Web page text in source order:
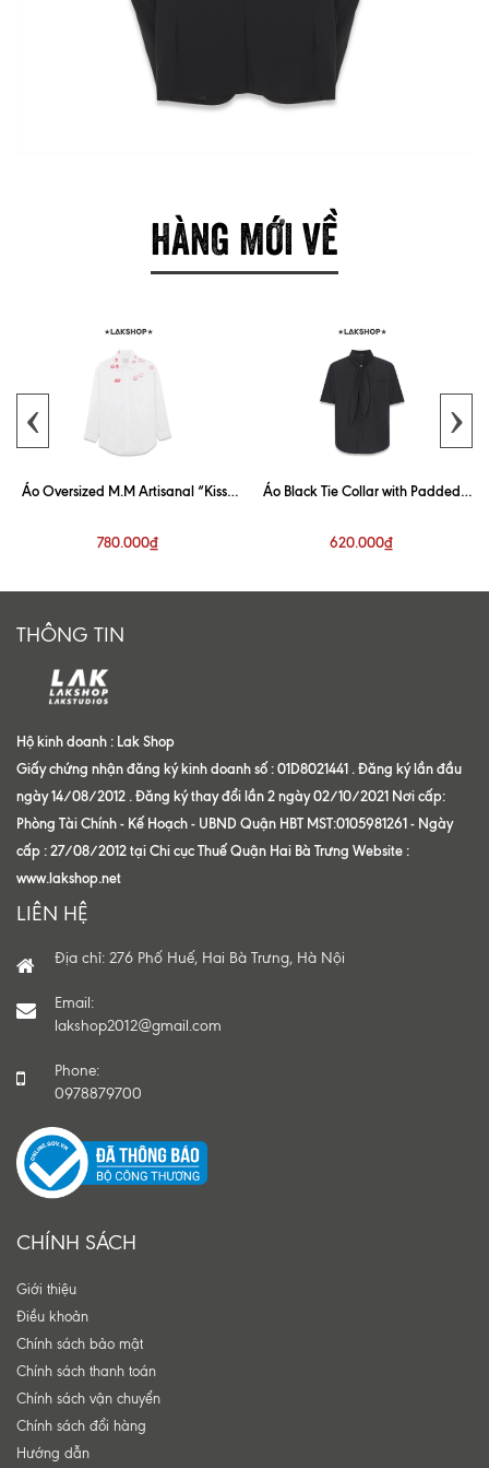
HÀNG MỚI VỀ
Áo Oversized M.M Artisanal “Kiss”
780.000₫
Áo Black Tie Collar with Padded
620.000₫
‹ ›
THÔNG TIN
Hộ kinh doanh : Lak Shop
Giấy chứng nhận đăng ký kinh doanh số : 01D8021441 . Đăng ký lần đầu
ngày 14/08/2012 . Đăng ký thay đổi lần 2 ngày 02/10/2021 Nơi cấp:
Phòng Tài Chính - Kế Hoạch - UBND Quận HBT MST:0105981261 - Ngày
cấp : 27/08/2012 tại Chi cục Thuế Quận Hai Bà Trưng Website :
www.lakshop.net
LIÊN HỆ
Địa chỉ: 276 Phố Huế, Hai Bà Trưng, Hà Nội
Email:
lakshop2012@gmail.com
Phone:
0978879700
CHÍNH SÁCH
Giới thiệu
Điều khoản
Chính sách bảo mật
Chính sách thanh toán
Chính sách vận chuyển
Chính sách đổi hàng
Hướng dẫn